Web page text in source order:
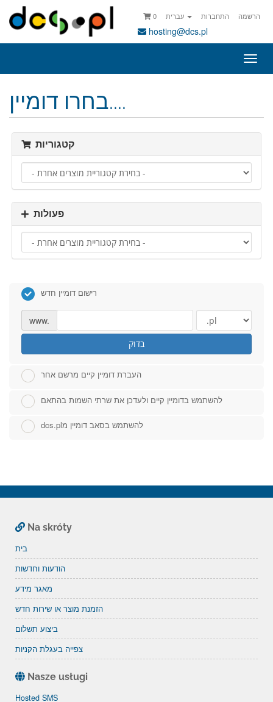
0 התחברות הרשמה
hosting@dcs.pl
ניווט
בחרו דומיין....
קטגוריות
פעולות
רישום דומיין חדש
www.
בדוק
העברת דומיין קיים מרשם אחר
להשתמש בדומיין קיים ולעדכן את שרתי השמות בהתאם
dcs.plלהשתמש בסאב דומיין מ
Na skróty
בית
הודעות וחדשות
מאגר מידע
הזמנת מוצר או שירות חדש
ביצוע תשלום
צפייה בעגלת הקניות
Nasze usługi
Hosted SMS